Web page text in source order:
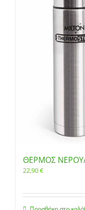
ΘΕΡΜΟΣ
22,90€